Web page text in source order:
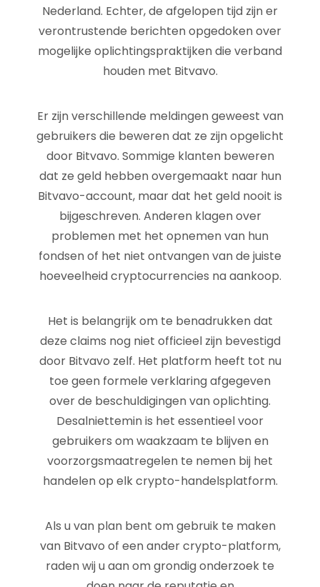
Nederland. Echter, de afgelopen tijd zijn er
verontrustende berichten opgedoken over
mogelijke oplichtingspraktijken die verband
houden met Bitvavo.
Er zijn verschillende meldingen geweest van
gebruikers die beweren dat ze zijn opgelicht
door Bitvavo. Sommige klanten beweren
dat ze geld hebben overgemaakt naar hun
Bitvavo-account, maar dat het geld nooit is
bijgeschreven. Anderen klagen over
problemen met het opnemen van hun
fondsen of het niet ontvangen van de juiste
hoeveelheid cryptocurrencies na aankoop.
Het is belangrijk om te benadrukken dat
deze claims nog niet officieel zijn bevestigd
door Bitvavo zelf. Het platform heeft tot nu
toe geen formele verklaring afgegeven
over de beschuldigingen van oplichting.
Desalniettemin is het essentieel voor
gebruikers om waakzaam te blijven en
voorzorgsmaatregelen te nemen bij het
handelen op elk crypto-handelsplatform.
Als u van plan bent om gebruik te maken
van Bitvavo of een ander crypto-platform,
raden wij u aan om grondig onderzoek te